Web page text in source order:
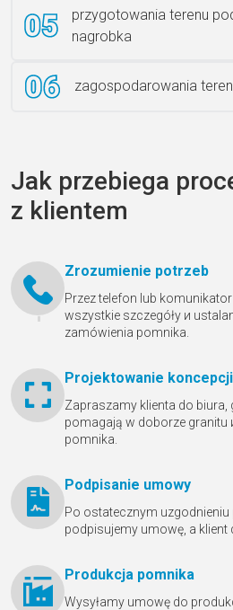
przygotowania terenu
nagrobka
zagospodarowania
Jak przebiega
z klientem
Zrozumienie potrzeb
Przez telefon lub
wszystkie szczegóły и
zamówienia pomnika.
Projektowanie
Zapraszamy klienta do biura,
pomagają w doborze granitu
pomnika.
Podpisanie umowy
Po ostatecznym
podpisujemy umowę, a klient
Produkcja pomnika
Wysyłamy umowę do